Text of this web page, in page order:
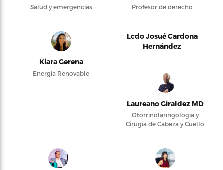
Salud y emergencias Profesor de derecho
Kiara Gerena
Energía Renovable
Lcdo Josué Cardona
Hernández
Laureano Giraldez MD
Otorrinolaringología y
Cirugía de Cabeza y Cuello